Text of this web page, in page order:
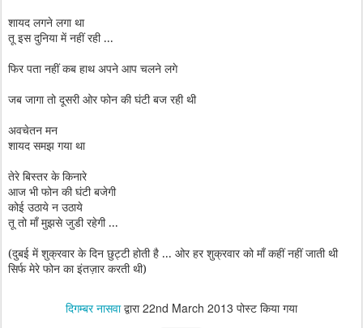
शायद लगने लगा था
तू इस दुनिया में नहीं रही ...
फिर पता नहीं कब हाथ अपने आप चलने लगे
जब जागा तो दूसरी ओर फोन की घंटी बज रही थी
अवचेतन मन
शायद समझ गया था
तेरे बिस्तर के किनारे
आज भी फोन की घंटी बजेगी
कोई उठाये न उठाये
तू तो माँ मुझसे जुडी रहेगी ...
(दुबई में शुक्रवार के दिन छुट्टी होती है ... ओर हर शुक्रवार को माँ कहीं नहीं जाती थी
सिर्फ मेरे फोन का इंतज़ार करती थी)
दिगम्बर नासवाद्वारा22nd March 2013 पोस्ट किया गया